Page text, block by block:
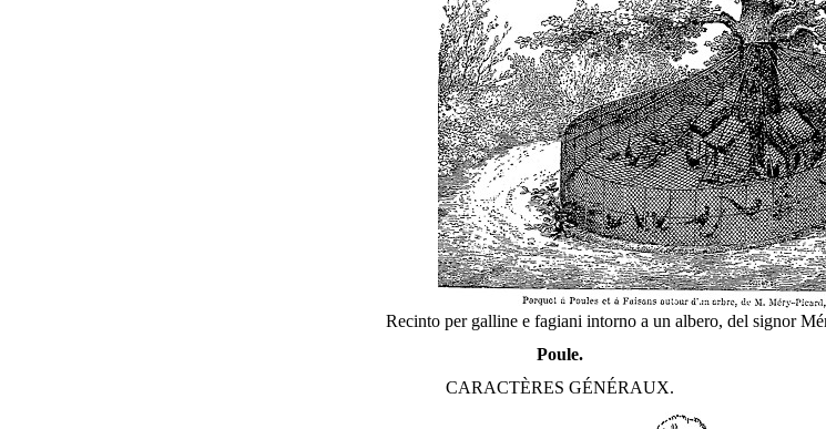
Recinto per galline e fagiani intorno a un albero, del signor
Poule.
CARACTÈRES GÉNÉRAUX.